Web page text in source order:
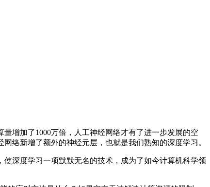
增加了1000万倍，人工神经网络才有了进一步发展的空
络新增了额外的神经元层，也就是我们熟知的深度学习。
深度学习一项默默无名的技术，成为了如今计算机科学领